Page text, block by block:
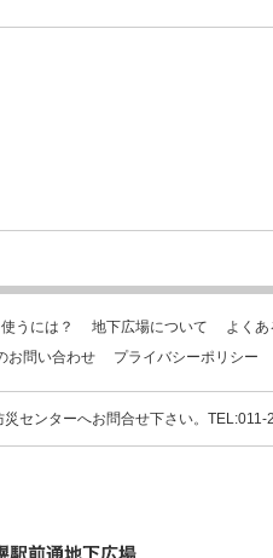
うには？ 地下広場について
よく
お問い合わせ プライバシーポリシー
センターへお問合せ下さい。